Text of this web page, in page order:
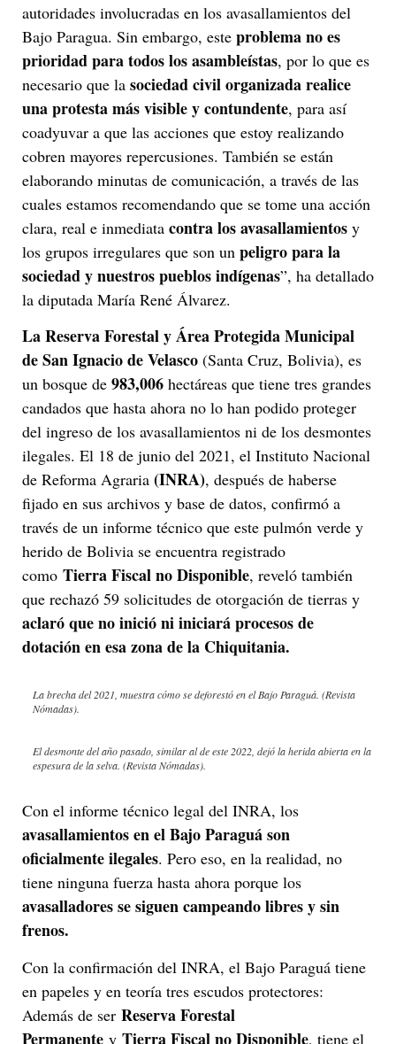
autoridades involucradas en los avasallamientos del
Bajo Paragua. Sin embargo, este problema no es
prioridad para todos los asambleístas, por lo que es
necesario que la sociedad civil organizada realice
una protesta más visible y contundente, para así
coadyuvar a que las acciones que estoy realizando
cobren mayores repercusiones. También se están
elaborando minutas de comunicación, a través de las
cuales estamos recomendando que se tome una acción
clara, real e inmediata contra los avasallamientos y
los grupos irregulares que son un peligro para la
sociedad y nuestros pueblos indígenas”, ha detallado
la diputada María René Álvarez.
La Reserva Forestal y Área Protegida Municipal
de San Ignacio de Velasco (Santa Cruz, Bolivia), es
un bosque de 983,006 hectáreas que tiene tres grandes
candados que hasta ahora no lo han podido proteger
del ingreso de los avasallamientos ni de los desmontes
ilegales. El 18 de junio del 2021, el Instituto Nacional
de Reforma Agraria (INRA), después de haberse
fijado en sus archivos y base de datos, confirmó a
través de un informe técnico que este pulmón verde y
herido de Bolivia se encuentra registrado
como Tierra Fiscal no Disponible, reveló también
que rechazó 59 solicitudes de otorgación de tierras y
aclaró que no inició ni iniciará procesos de
dotación en esa zona de la Chiquitania.
La brecha del 2021, muestra cómo se deforestó en el Bajo Paraguá. (Revista
Nómadas).
El desmonte del año pasado, similar al de este 2022, dejó la herida abierta en la
espesura de la selva. (Revista Nómadas).
Con el informe técnico legal del INRA, los
avasallamientos en el Bajo Paraguá son
oficialmente ilegales. Pero eso, en la realidad, no
tiene ninguna fuerza hasta ahora porque los
avasalladores se siguen campeando libres y sin
frenos.
Con la confirmación del INRA, el Bajo Paraguá tiene
en papeles y en teoría tres escudos protectores:
Además de ser Reserva Forestal
Permanente y Tierra Fiscal no Disponible, tiene el